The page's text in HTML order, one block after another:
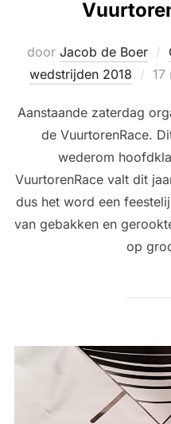
door Jacob de Boer
wedstrijden 2018
17
Aanstaande zaterdag
de VuurtorenRace.
wederom
VuurtorenRace valt dit
dus het word een
van gebakken en
op